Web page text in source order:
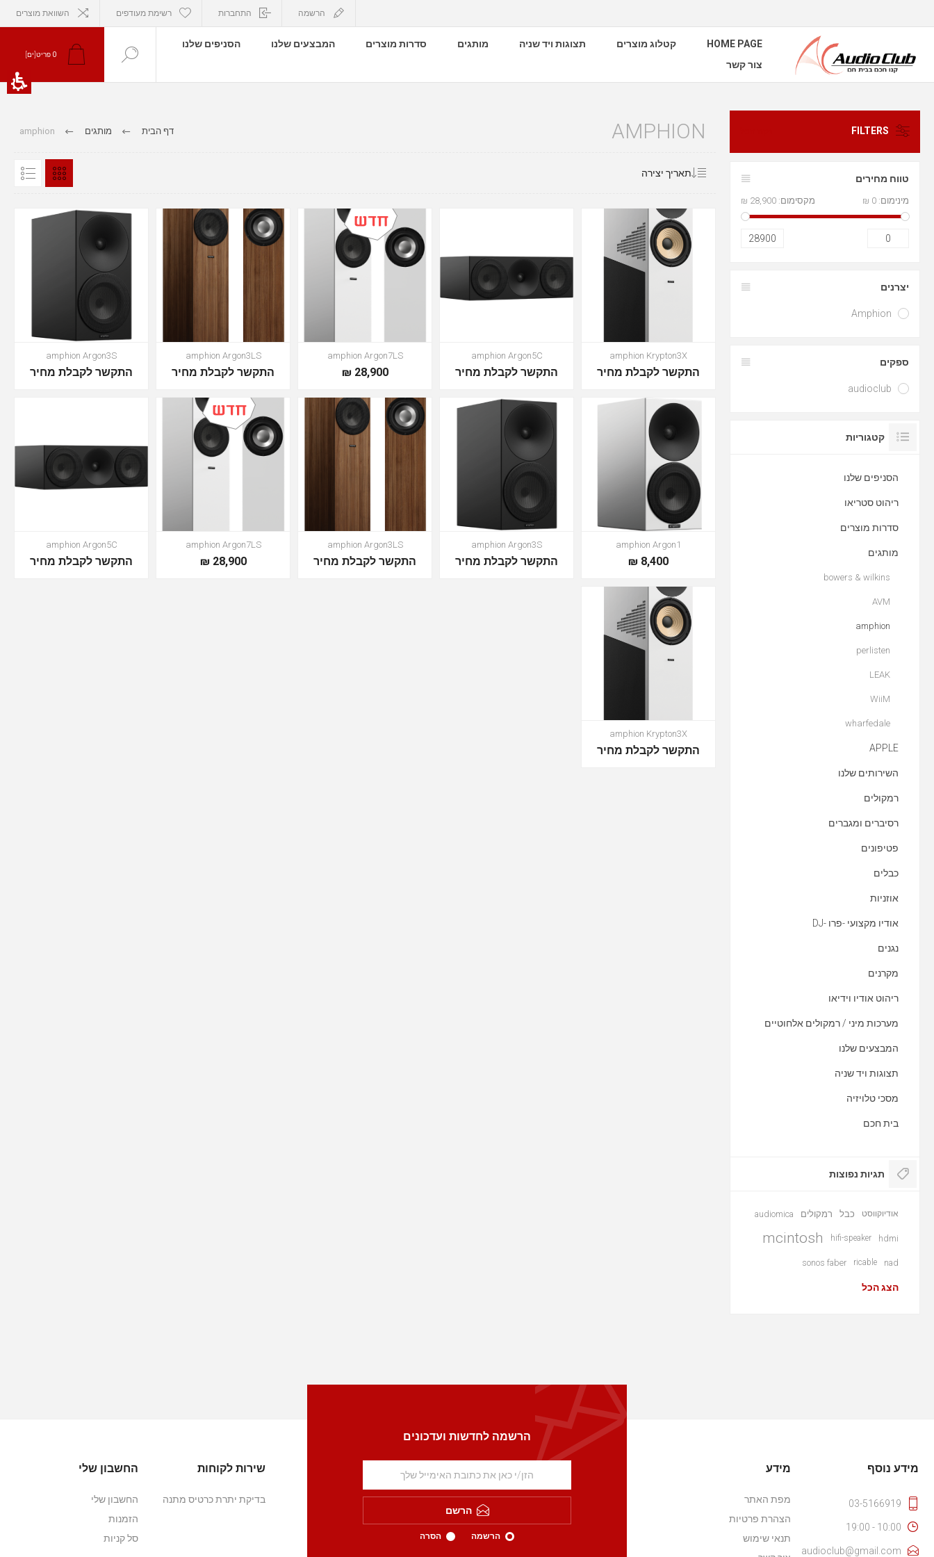
הרשמה התחברות רשימת מעודפים השוואת מוצרים
HOME PAGE קטלוג מוצרים תצוגות ויד שניה מותגים סדרות מוצרים המבצעים שלנו
הסניפים שלנו
צור קשר
0 פריט[ים]
דף הבית מותגים amphion AMPHION
amphion Krypton3X
התקשר לקבלת מחיר
amphion Argon5C
התקשר לקבלת מחיר
amphion Argon7LS
28,900 ₪
amphion Argon3LS
התקשר לקבלת מחיר
amphion Argon3S
התקשר לקבלת מחיר
amphion Argon1
8,400 ₪
amphion Argon3S
התקשר לקבלת מחיר
amphion Argon3LS
התקשר לקבלת מחיר
amphion Argon7LS
28,900 ₪
amphion Argon5C
התקשר לקבלת מחיר
amphion Krypton3X
התקשר לקבלת מחיר
FILTERS
טווח מחירים
מינימום: 0 ₪ מקסימום: 28,900 ₪
0
28900
יצרנים
Amphion
ספקים
audioclub
קטגוריות
הסניפים שלנו
ריהוט סטריאו
סדרות מוצרים
מותגים
bowers & wilkins
AVM
amphion
perlisten
LEAK
WiiM
wharfedale
APPLE
השירותים שלנו
רמקולים
רסיברים ומגברים
פטיפונים
כבלים
אוזניות
אודיו מקצועי -פרו -DJ
נגנים
מקרנים
ריהוט אודיו וידיאו
מערכות מיני / רמקולים אלחוטיים
המבצעים שלנו
תצוגות ויד שניה
מסכי טלויזיה
בית חכם
תגיות נפוצות
אודיוקווסט כבל רמקולים audiomica
hdmi
hifi-speaker
mcintosh
nad
ricable
sonos faber
הצג הכל
הרשמה לחדשות ועדכונים
הרשם
הרשמה הסרה
מידע נוסף
03-5166919
10:00 - 19:00
audioclub@gmail.com
מידע
מפת האתר
הצהרת פרטיות
תנאי שימוש
שירות לקוחות
בדיקת יתרת כרטיס מתנה
החשבון שלי
החשבון שלי
הזמנות
סל קניות